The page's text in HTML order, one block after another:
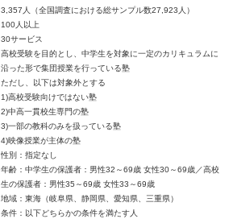
3,357人（全国調査における総サンプル数27,923人）
100人以上
30サービス
高校受験を目的とし、中学生を対象に一定のカリキュラムに
沿った形で集団授業を行っている塾
ただし、以下は対象外とする
1)高校受験向けではない塾
2)中高一貫校生専門の塾
3)一部の教科のみを扱っている塾
4)映像授業が主体の塾
性別：指定なし
年齢：中学生の保護者：男性32～69歳 女性30～69歳／高校
生の保護者：男性35～69歳 女性33～69歳
地域：東海（岐阜県、静岡県、愛知県、三重県）
条件：以下どちらかの条件を満たす人